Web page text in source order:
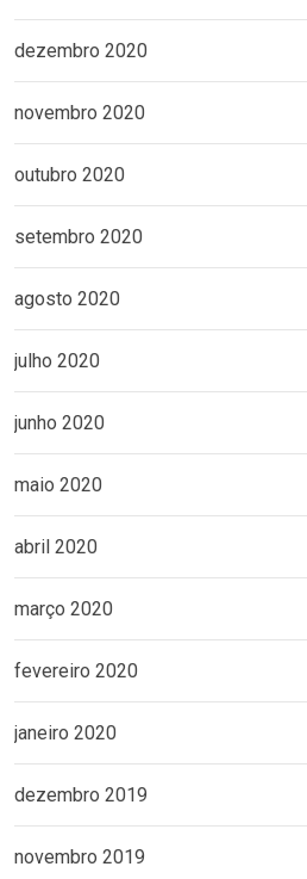
dezembro 2020
novembro 2020
outubro 2020
setembro 2020
agosto 2020
julho 2020
junho 2020
maio 2020
abril 2020
março 2020
fevereiro 2020
janeiro 2020
dezembro 2019
novembro 2019